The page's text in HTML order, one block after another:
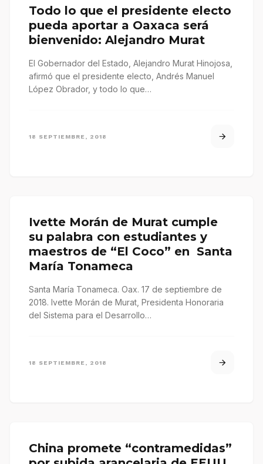
Todo lo que el presidente electo
pueda aportar a Oaxaca será
bienvenido: Alejandro Murat
El Gobernador del Estado, Alejandro Murat Hinojosa,
afirmó que el presidente electo, Andrés Manuel
López Obrador, y todo lo que…
18 SEPTIEMBRE, 2018
Ivette Morán de Murat cumple
su palabra con estudiantes y
maestros de “El Coco” en Santa
María Tonameca
Santa María Tonameca. Oax. 17 de septiembre de
2018. Ivette Morán de Murat, Presidenta Honoraria
del Sistema para el Desarrollo…
18 SEPTIEMBRE, 2018
China promete “contramedidas”